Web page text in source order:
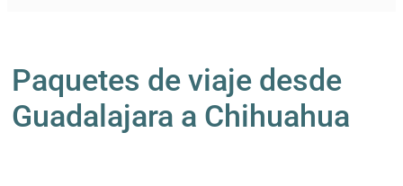
Paquetes de viaje desde
Guadalajara a Chihuahua